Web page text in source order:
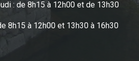
: de 8h15 à 12h00 et de 13h30
8h15 à 12h00 et 13h30 à 16h30